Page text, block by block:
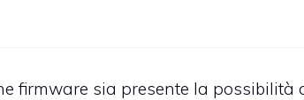
firmware sia presente la possibilità